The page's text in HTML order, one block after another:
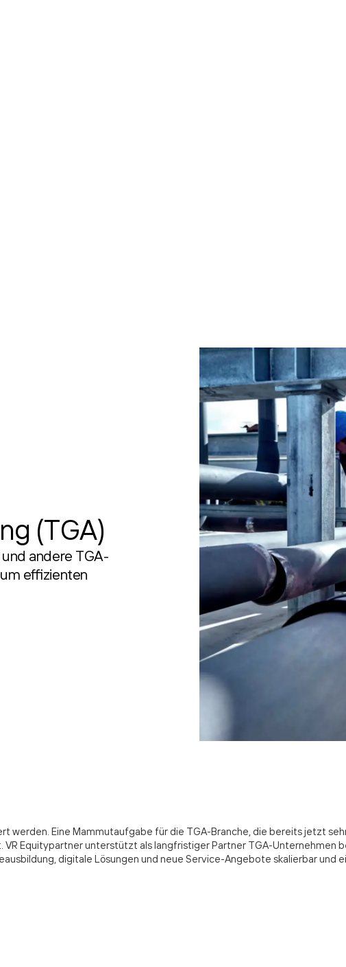
(TGA)
andere TGA-
effizienten
werden. Eine Mammutaufgabe für die TGA-Branche, die bereits jetzt
Equitypartner unterstützt als langfristiger Partner TGA-Unternehmen
digitale Lösungen und neue Service-Angebote skalierbar und